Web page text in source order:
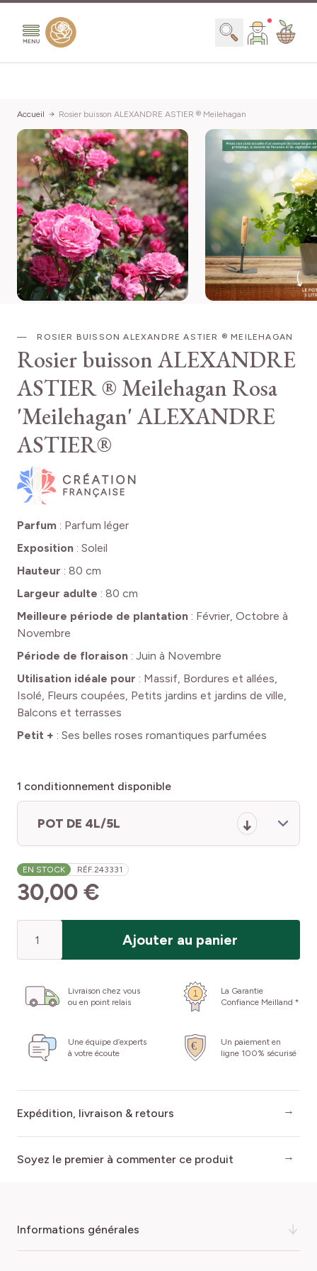
Chercher
Accueil Rosier buisson ALEXANDRE ASTIER ® Meilehagan
ROSIER BUISSON ALEXANDRE ASTIER ® MEILEHAGAN
Rosier buisson ALEXANDRE
ASTIER ® Meilehagan Rosa
'Meilehagan' ALEXANDRE
ASTIER®
Parfum : Parfum léger
Exposition : Soleil
Hauteur : 80 cm
Largeur adulte : 80 cm
Meilleure période de plantation : Février, Octobre à
Novembre
Période de floraison : Juin à Novembre
Utilisation idéale pour : Massif, Bordures et allées,
Isolé, Fleurs coupées, Petits jardins et jardins de ville,
Balcons et terrasses
Petit + : Ses belles roses romantiques parfumées
1 conditionnement disponible
POT DE 4L/5L
EN STOCK RÉF.243331
30,00 €
Ajouter au panier
Livraison chez vous
ou en point relais
La Garantie
Confiance Meilland *
Une équipe d’experts
à votre écoute
Un paiement en
ligne 100% sécurisé
Expédition, livraison & retours
Soyez le premier à commenter ce produit
informations générales